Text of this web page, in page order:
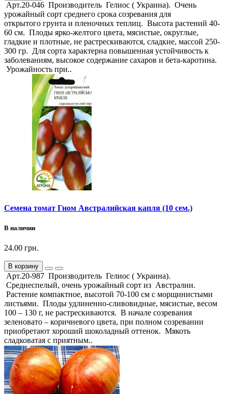
Арт.20-046 Производитель Гелиос ( Украина). Очень
урожайный сорт среднего срока созревания для
открытого грунта и пленочных теплиц. Высота растений 40-
60 см. Плоды ярко-желтого цвета, мясистые, округлые,
гладкие и плотные, не растрескиваются, сладкие, массой 250-
300 гр. Для сорта характерна повышенная устойчивость к
заболеваниям, высокое содержание сахаров и бета-каротина.
Урожайность при..
Семена томат Гном Австралийская капля (10 сем.)
В наличии
24.00 грн.
В корзину
Арт.20-987 Производитель Гелиос ( Украина).
Среднеспелый, очень урожайный сорт из Австралии.
Растение компактное, высотой 70-100 см с морщинистыми
листьями. Плоды удлиненно-сливовидные, мясистые, весом
100 – 130 г, не растрескиваются. В начале созревания
зеленовато – коричневого цвета, при полном созревании
приобретают хороший шоколадный оттенок. Мякоть
сладковатая с приятным..